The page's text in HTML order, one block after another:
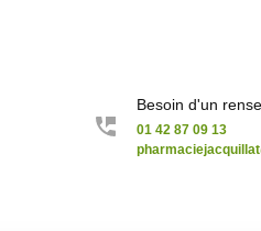
Besoin d'un
01 42 87 09 13